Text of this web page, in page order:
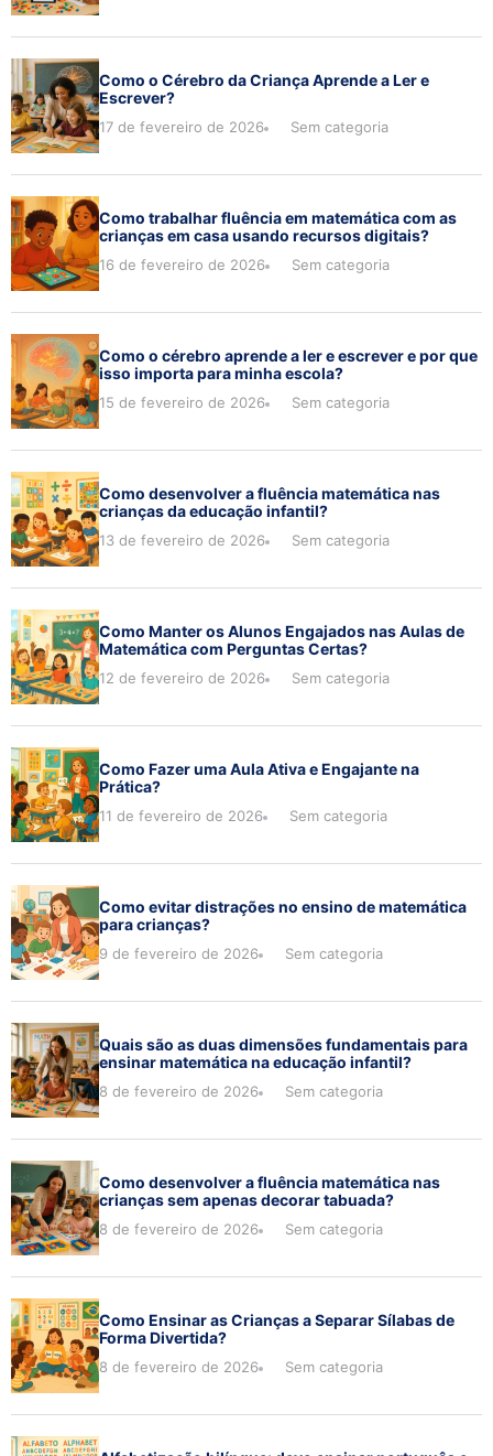
Como o Cérebro da Criança Aprende a Ler e
Escrever?
17 de fevereiro de 2026 Sem categoria
Como trabalhar fluência em matemática com as
crianças em casa usando recursos digitais?
16 de fevereiro de 2026 Sem categoria
Como o cérebro aprende a ler e escrever e por que
isso importa para minha escola?
15 de fevereiro de 2026 Sem categoria
Como desenvolver a fluência matemática nas
crianças da educação infantil?
13 de fevereiro de 2026 Sem categoria
Como Manter os Alunos Engajados nas Aulas de
Matemática com Perguntas Certas?
12 de fevereiro de 2026 Sem categoria
Como Fazer uma Aula Ativa e Engajante na
Prática?
11 de fevereiro de 2026 Sem categoria
Como evitar distrações no ensino de matemática
para crianças?
9 de fevereiro de 2026 Sem categoria
Quais são as duas dimensões fundamentais para
ensinar matemática na educação infantil?
8 de fevereiro de 2026 Sem categoria
Como desenvolver a fluência matemática nas
crianças sem apenas decorar tabuada?
8 de fevereiro de 2026 Sem categoria
Como Ensinar as Crianças a Separar Sílabas de
Forma Divertida?
8 de fevereiro de 2026 Sem categoria